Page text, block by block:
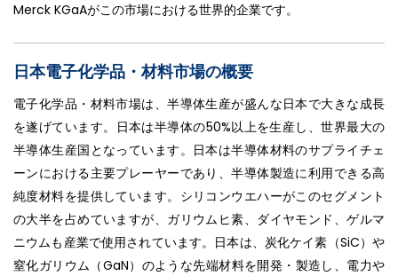
Merck KGaAがこの市場における世界的企業です。
日本電子化学品・材料市場の概要
電子化学品・材料市場は、半導体生産が盛んな日本で大きな成長
を遂げています。日本は半導体の50%以上を生産し、世界最大の
半導体生産国となっています。日本は半導体材料のサプライチェ
ーンにおける主要プレーヤーであり、半導体製造に利用できる高
純度材料を提供しています。シリコンウエハーがこのセグメント
の大半を占めていますが、ガリウムヒ素、ダイヤモンド、ゲルマ
ニウムも産業で使用されています。日本は、炭化ケイ素（SiC）や
窒化ガリウム（GaN）のような先端材料を開発・製造し、電力や